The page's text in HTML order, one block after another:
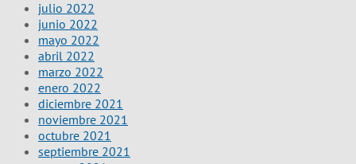
julio 2022
junio 2022
mayo 2022
abril 2022
marzo 2022
enero 2022
diciembre 2021
noviembre 2021
octubre 2021
septiembre 2021